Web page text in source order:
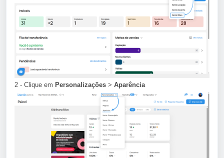
2 - Clique em Personalizações > Aparência